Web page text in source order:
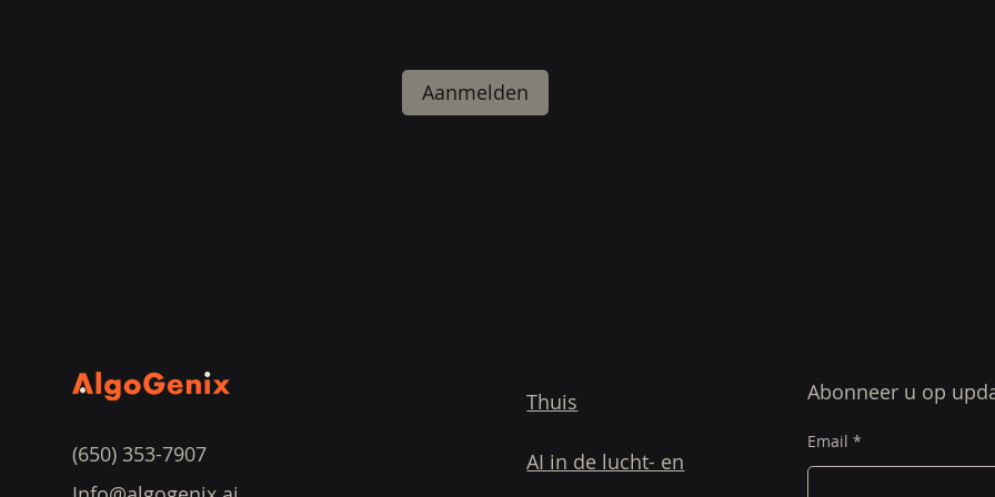
Aanmelden
(650) 353-7907
Thuis
AI in de lucht- en
Abonneer u op
Email